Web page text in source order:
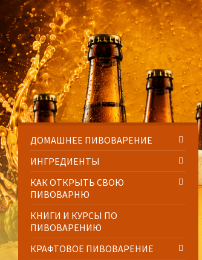
to
content
to
left
sidebar
to
right
sidebar
to
footer
ДОМАШНЕЕ ПИВОВАРЕНИЕ
ИНГРЕДИЕНТЫ
КАК ОТКРЫТЬ СВОЮ
ПИВОВАРНЮ
КНИГИ И КУРСЫ ПО
ПИВОВАРЕНИЮ
КРАФТОВОЕ ПИВОВАРЕНИЕ